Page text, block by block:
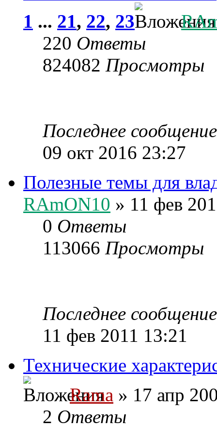
1 ... 21, 22, 23
220 Ответы
824082 Просмотры
Последнее
09 окт 2016 23:27
Полезные темы для
RAmON10 » 11 фев
0 Ответы
113066 Просмотры
Последнее
11 фев 2011 13:21
Технические
Rama » 17 апр
2 Ответы